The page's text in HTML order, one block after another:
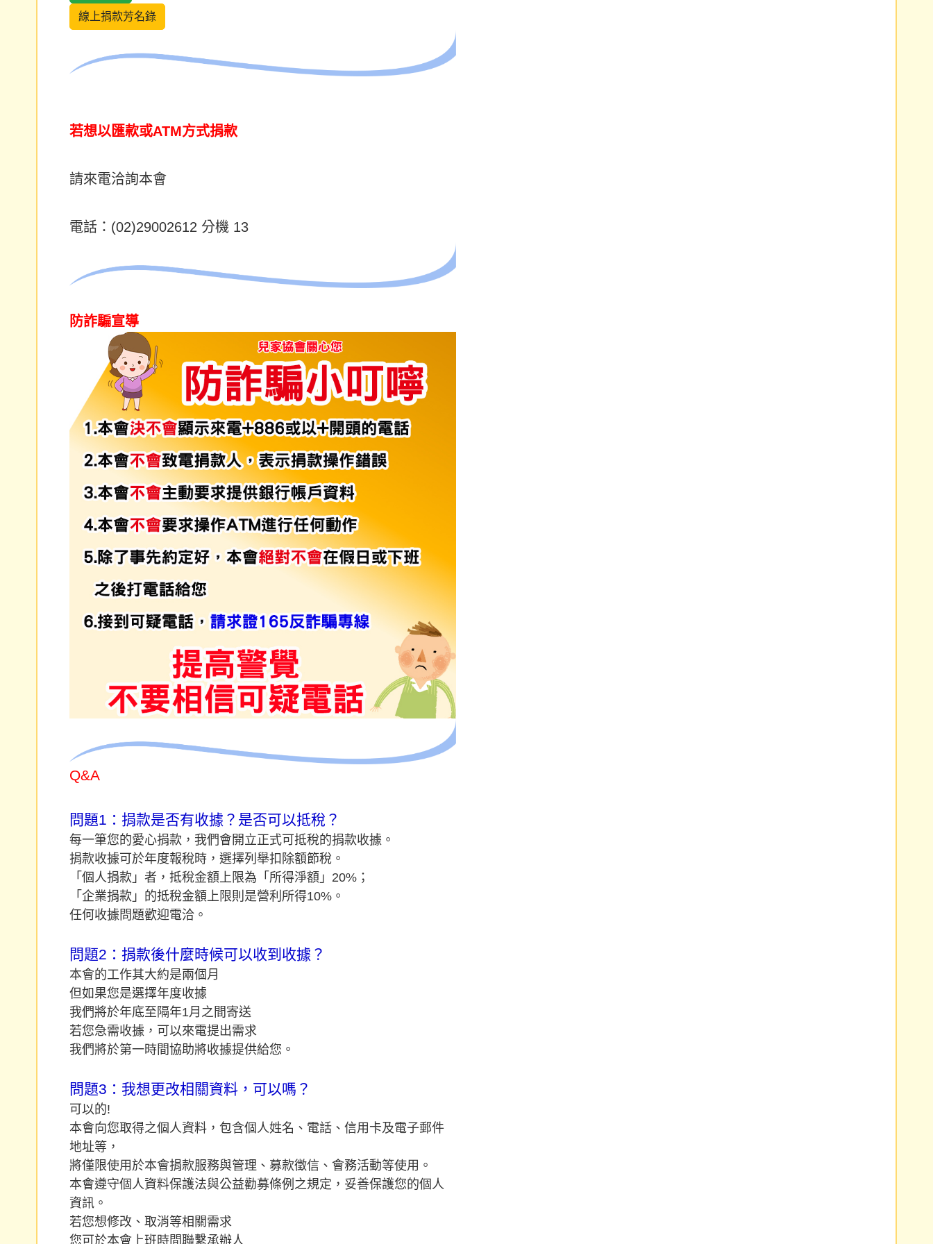
線上捐款芳名錄
若想以匯款或ATM方式捐款
請來電洽詢本會
電話：(02)29002612 分機 13
防詐騙宣導
Q&A
問題1：捐款是否有收據？是否可以抵稅？
每一筆您的愛心捐款，我們會開立正式可抵稅的捐款收據。
捐款收據可於年度報稅時，選擇列舉扣除額節稅。
「個人捐款」者，抵稅金額上限為「所得淨額」20%；
「企業捐款」的抵稅金額上限則是營利所得10%。
任何收據問題歡迎電洽。
問題2：捐款後什麼時候可以收到收據？
本會的工作其大約是兩個月
但如果您是選擇年度收據
我們將於年底至隔年1月之間寄送
若您急需收據，可以來電提出需求
我們將於第一時間協助將收據提供給您。
問題3：我想更改相關資料，可以嗎？
可以的!
本會向您取得之個人資料，包含個人姓名、電話、信用卡及電子郵件
地址等，
將僅限使用於本會捐款服務與管理、募款徵信、會務活動等使用。
本會遵守個人資料保護法與公益勸募條例之規定，妥善保護您的個人
資訊。
若您想修改、取消等相關需求
您可於本會上班時間聯繫承辦人